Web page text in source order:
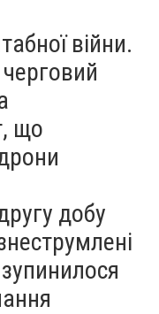
війни.
що
добу